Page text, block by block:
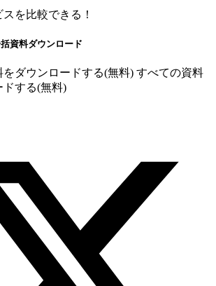
を比較できる！
資料ダウンロード
ダウンロードする(無料) すべての資料
ドする(無料)